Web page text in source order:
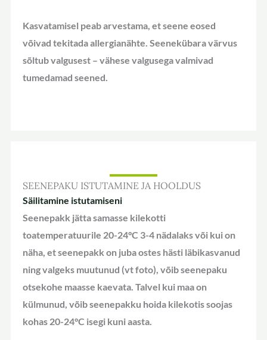
Kasvatamisel peab arvestama, et seene eosed
võivad tekitada allergianähte. Seenekübara värvus
sõltub valgusest – vähese valgusega valmivad
tumedamad seened.
SEENEPAKU ISTUTAMINE JA HOOLDUS
Säilitamine istutamiseni
Seenepakk jätta samasse kilekotti
toatemperatuurile 20-24°C 3-4 nädalaks või kui on
näha, et seenepakk on juba ostes hästi läbikasvanud
ning valgeks muutunud (vt foto), võib seenepaku
otsekohe maasse kaevata. Talvel kui maa on
külmunud, võib seenepakku hoida kilekotis soojas
kohas 20-24°C isegi kuni aasta.